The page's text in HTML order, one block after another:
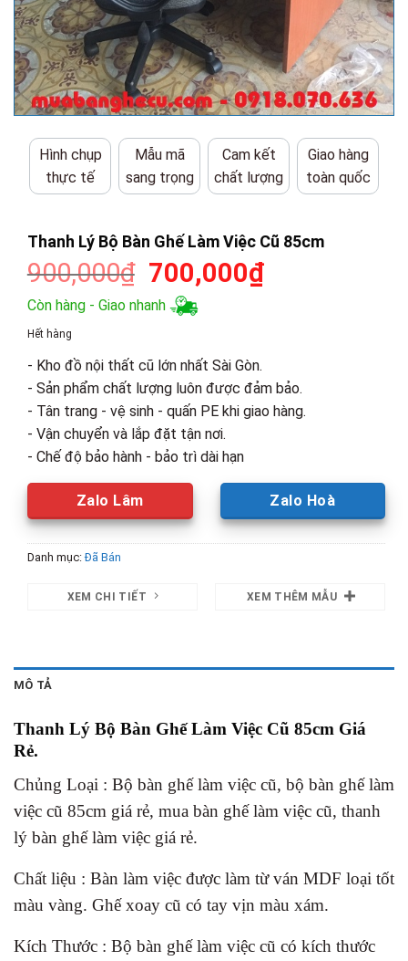
Hình chụp
thực tế
Mẫu mã
sang trọng
Cam kết
chất lượng
Giao hàng
toàn quốc
Thanh Lý Bộ Bàn Ghế Làm Việc Cũ 85cm
900,000₫ Giá
gốc
700,000₫Giá
700,000₫.
Còn hàng - Giao nhanh
Hết hàng
- Kho đồ nội thất cũ lớn nhất Sài Gòn.
- Sản phẩm chất lượng luôn được đảm bảo.
- Tân trang - vệ sinh - quấn PE khi giao hàng.
- Vận chuyển và lắp đặt tận nơi.
- Chế độ bảo hành - bảo trì dài hạn
Zalo Lâm Zalo Hoà
Danh mục:Đã Bán
XEM CHI TIẾT XEM THÊM MẪU
MÔ TẢ
Thanh Lý Bộ Bàn Ghế Làm Việc Cũ 85cm Giá
Rẻ.
Chủng Loại : Bộ bàn ghế làm việc cũ, bộ bàn ghế làm
việc cũ 85cm giá rẻ, mua bàn ghế làm việc cũ, thanh
lý bàn ghế làm việc giá rẻ.
Chất liệu : Bàn làm việc được làm từ ván MDF loại tốt
màu vàng. Ghế xoay cũ có tay vịn màu xám.
Kích Thước : Bộ bàn ghế làm việc cũ có kích thước